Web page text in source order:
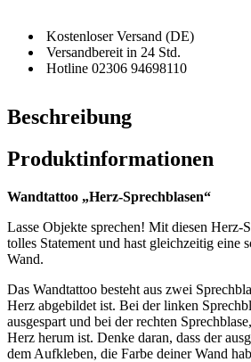
Kostenloser Versand (DE)
Versandbereit in 24 Std.
Hotline 02306 94698110
Beschreibung
Produktinformationen
Wandtattoo „Herz-Sprechblasen“
Lasse Objekte sprechen! Mit diesen Herz-
tolles Statement und hast gleichzeitig eine
Wand.
Das Wandtattoo besteht aus zwei
Herz abgebildet ist. Bei der linken
ausgespart und bei der rechten
Herz herum ist. Denke daran, dass der
dem Aufkleben, die Farbe deiner Wand